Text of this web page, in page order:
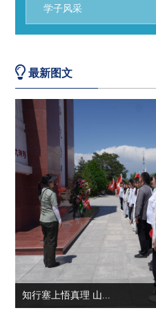
学子风采
最新图文
知行塞上悟真理 山...